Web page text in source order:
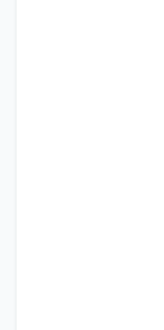
آب خود مطمئن
بهتر آب
در سلامت
از آب سالم و
کنید و تجربه